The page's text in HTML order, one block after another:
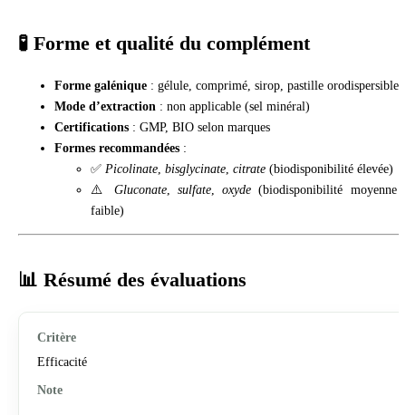
🧪 Forme et qualité du complément
Forme galénique : gélule, comprimé, sirop, pastille orodispersible
Mode d’extraction : non applicable (sel minéral)
Certifications : GMP, BIO selon marques
Formes recommandées :
✅ Picolinate bisglycinate citrate (biodisponibilité élevée)
⚠️ Gluconate, sulfate,oxyde (biodisponibilité moyenne
faible)
📊 Résumé des évaluations
Efficacité